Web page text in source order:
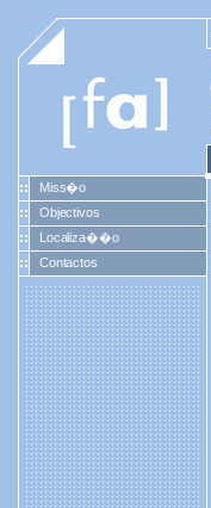
Miss�o
Objectivos
Localiza��o
Contactos